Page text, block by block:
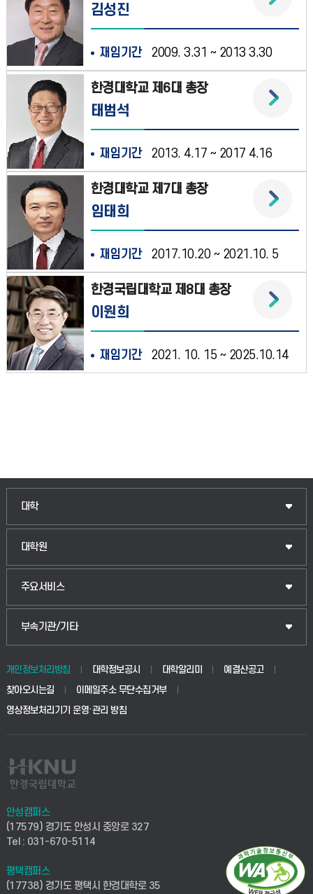
김성진
재임기간 2009. 3.31 ~ 2013 3.30
한경대학교 제6대 총장
태범석
재임기간 2013. 4.17 ~ 2017 4.16
한경대학교 제7대 총장
임태희
재임기간 2017.10.20 ~ 2021.10. 5
한경국립대학교 제8대 총장
이원희
재임기간 2021. 10. 15 ~ 2025.10.14
대학
대학원
주요서비스
부속기관/기타
개인정보처리방침 대학정보공시 대학알리미
예결산공고
찾아오시는길
이메일주소 무단수집거부
영상정보처리기기 운영·관리 방침
안성캠퍼스
(17579) 경기도 안성시 중앙로 327
Tel : 031-670-5114
평택캠퍼스
(17738) 경기도 평택시 한경대학로 35